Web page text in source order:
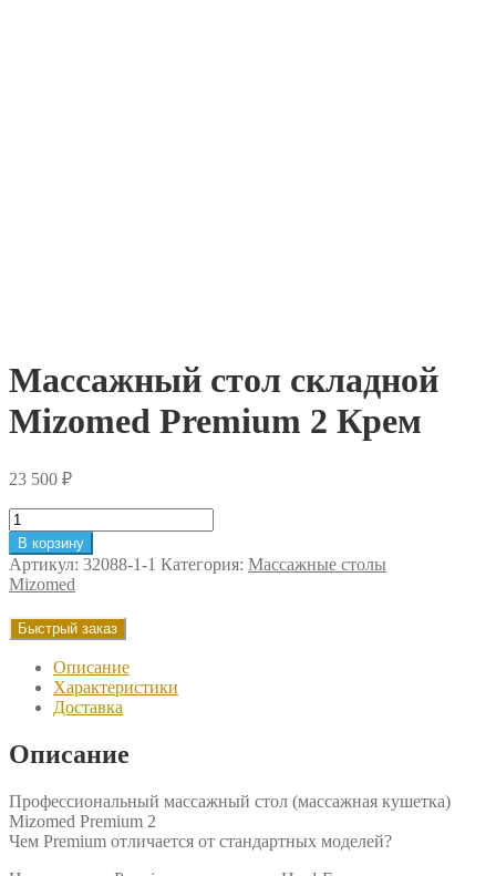
Массажный стол складной
Mizomed Premium 2 Крем
23 500 ₽
Количество
товара
Массажный
стол
складной
Mizomed
Premium
Крем
В корзину
Артикул: 32088-1-1 Категория: Массажные столы
Mizomed
Быстрый заказ
Описание
Характеристики
Доставка
Описание
Профессиональный массажный стол (массажная кушетка)
Mizomed Premium 2
Чем Premium отличается от стандартных моделей?